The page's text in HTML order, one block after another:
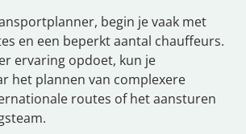
begin je vaak met
en een beperkt aantal chauffeurs.
ervaring opdoet, kun je
het plannen van complexere
routes of het aansturen